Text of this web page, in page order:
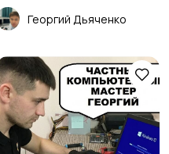
Георгий Дьяченко